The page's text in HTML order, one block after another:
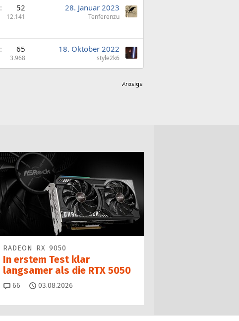
52
12.141
28. Januar 2023
Tenferenzu
65
3.968
18. Oktober 2022
style2k6
RADEON RX 9050
In erstem Test klar
langsamer als die RTX 5050
66 Kommentare
03.08.2026